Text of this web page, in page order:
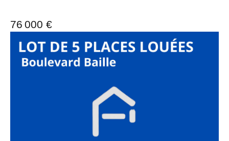
Largeur 2m70 hauteur 2m20 6m devant pour le braquage.
Charge : 13€:mois TF 200€ la résidence bénéficie d'un
système de vidéo-surveillance. Le parking bénéficie de
deux entrées piétonnes rue des vertus et boulevard
baille, l'entrée et sortie voiture se fait rue des vertus.
d'informations, n'hésitez pas à me contacter au 06 98 89
sous la responsabilité éditoriale de M. loonis gahel,
76 000 €